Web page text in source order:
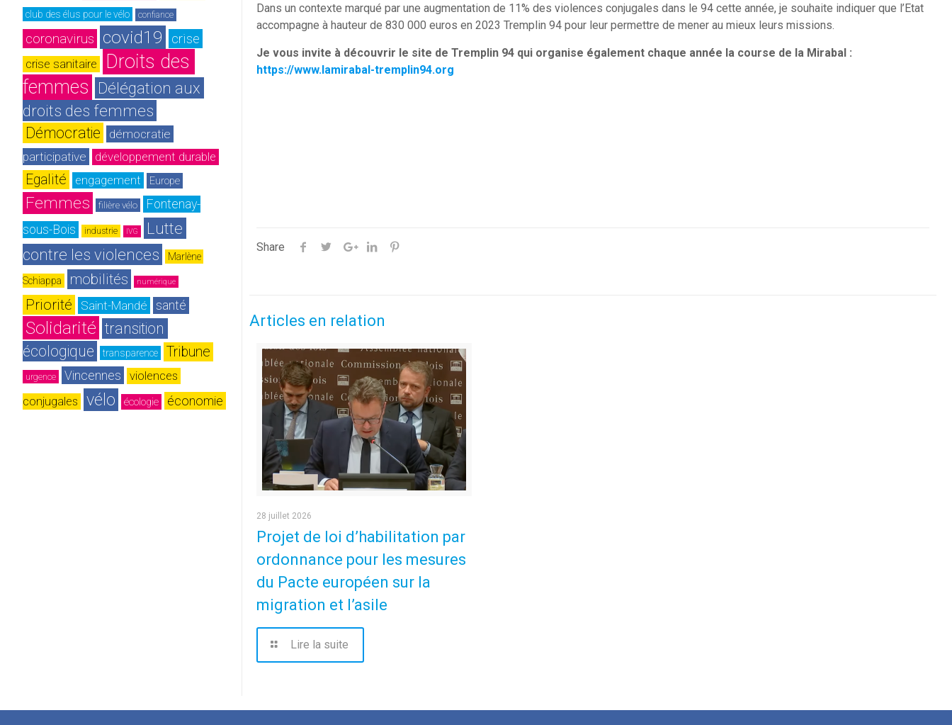
Dans un contexte marqué par une augmentation de 11% des violences conjugales dans le 94 cette année, je souhaite indiquer que l’Etat
accompagne à hauteur de 830 000 euros en 2023 Tremplin 94 pour leur permettre de mener au mieux leurs missions.
Je vous invite à découvrir le site de Tremplin 94 qui organise également chaque année la course de la Mirabal :
https://www.lamirabal-tremplin94.org
Share
Articles en relation
28 juillet 2026
Projet de loi d’habilitation par
ordonnance pour les mesures
du Pacte européen sur la
migration et l’asile
Lire la suite
club des élus pour le vélo confiance
coronavirus covid19 crise
crise sanitaire
Droits des
femmes
Délégation aux
droits des femmes
Démocratie
démocratie
participative
développement durable
Egalité engagement Europe
Femmes filière vélo
Fontenay-
sous-Bois
industrie IVG
Lutte
contre les violences
Marlène
Schiappa mobilités numérique
Priorité Saint-Mandé santé
Solidarité transition
écologique
transparence Tribune
urgence Vincennes
violences
conjugales
vélo écologie économie